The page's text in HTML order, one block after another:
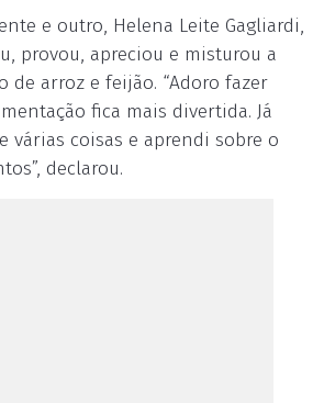
e outro, Helena Leite Gagliardi,
provou, apreciou e misturou a
de arroz e feijão. “Adoro fazer
fica mais divertida. Já
várias coisas e aprendi sobre o
declarou.